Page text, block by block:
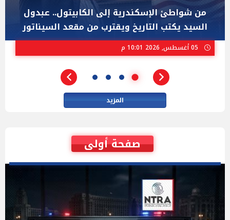
"عبد الرحمن السيد" المصري الذى يواجه "هايلي
ستيفنز" وإيباك الاسرائيلية بإنتخابات ميشيجان
المزيد
صفحة أولى